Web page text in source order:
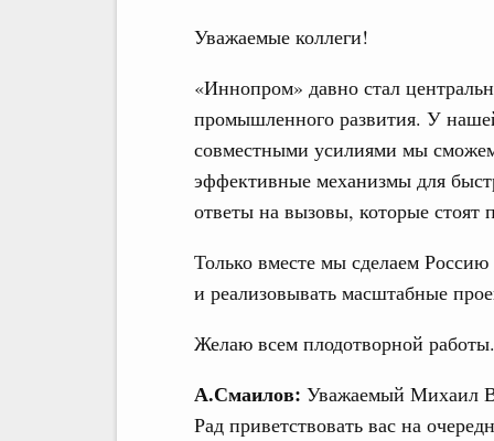
Уважаемые коллеги!
«Иннопром» давно стал
промышленного развития. У
совместными усилиями мы
эффективные механизмы для
ответы на вызовы, которые стоят
Только вместе мы сделаем
и реализовывать масштабные
Желаю всем плодотворной
А.Смаилов: Уважаемый Михаил
Рад приветствовать вас на